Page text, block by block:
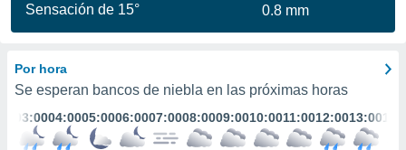
las
y
digital
basada
Sensación de 15°
0.8 mm
Por hora
Se esperan bancos de niebla en las próximas horas
03:0004:0005:0006:0007:0008:0009:0010:0011:0012:0013:00